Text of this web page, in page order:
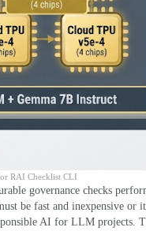
RAI Checklist CLI
governance checks
be fast and inexpensive or
AI for LLM projects.